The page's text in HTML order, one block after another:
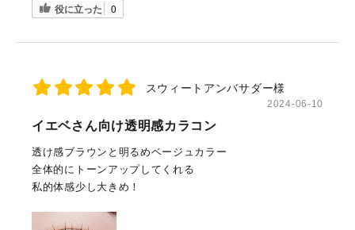
役に立った 0
スウィートアンバサダー様
2024-06-10
イエベさん向け透明感カラコン
透け感ブラウンと明るめベージュカラー
全体的にトーンアップしてくれる
私的体感少し大きめ！